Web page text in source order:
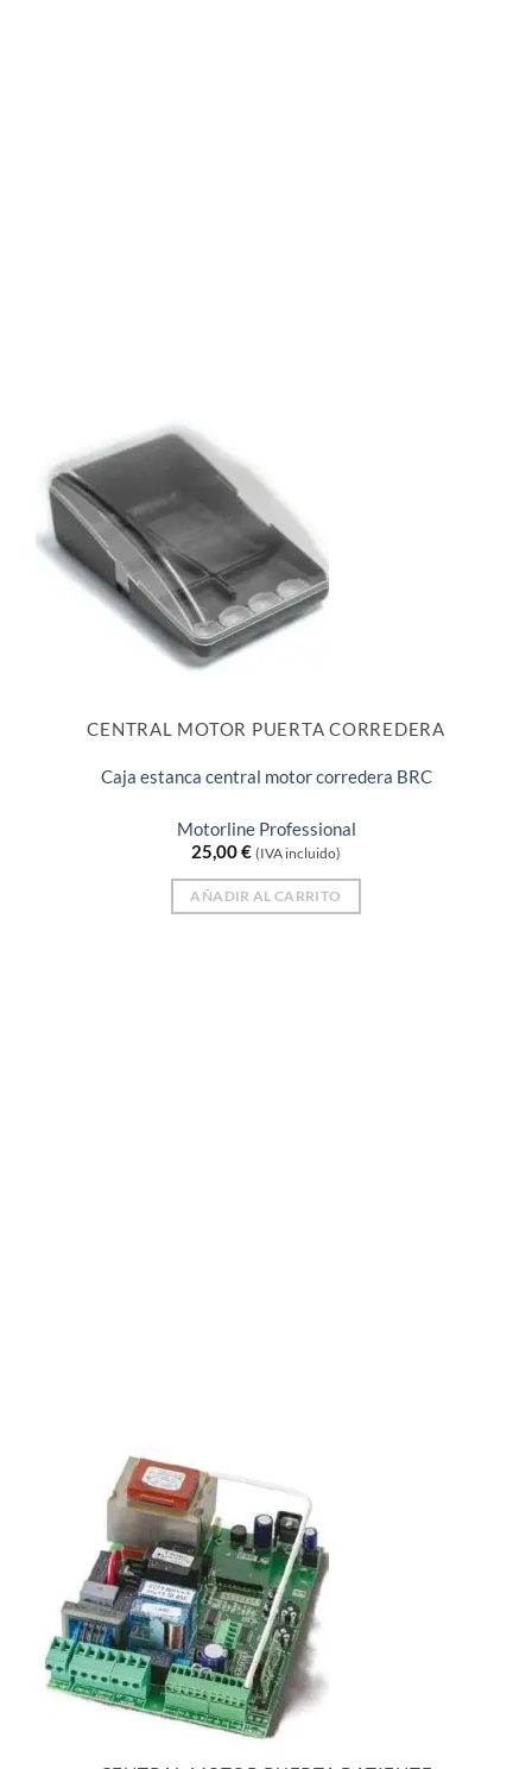
CENTRAL MOTOR PUERTA CORREDERA
Caja estanca central motor corredera BRC
Motorline Professional
25,00€ (IVA incluido)
AÑADIR AL CARRITO